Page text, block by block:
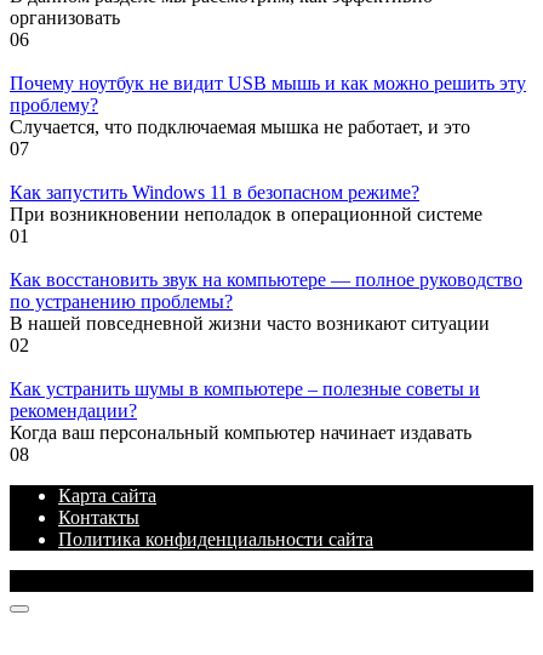
организовать
06
Почему ноутбук не видит USB мышь и как можно решить эту
проблему?
Случается, что подключаемая мышка не работает, и это
07
Как запустить Windows 11 в безопасном режиме?
При возникновении неполадок в операционной системе
01
Как восстановить звук на компьютере — полное руководство
по устранению проблемы?
В нашей повседневной жизни часто возникают ситуации
02
Как устранить шумы в компьютере – полезные советы и
рекомендации?
Когда ваш персональный компьютер начинает издавать
08
Карта сайта
Контакты
Политика конфиденциальности сайта